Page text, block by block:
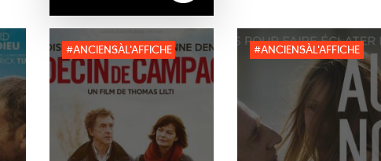
#ANCIENSÀL'AFFICHE #ANCIENSÀL'AFFICHE